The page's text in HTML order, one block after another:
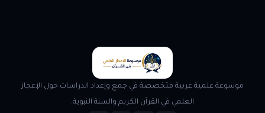
موسوعة علمية عربية متخصصة في جمع وإعداد الدراسات حول الإعجاز
العلمي في القرآن الكريم والسنة النبوية.